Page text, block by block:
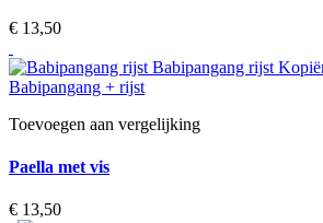
€ 13,50‎
Toevoegen aan vergelijking
Paella met vis
€ 13,50‎